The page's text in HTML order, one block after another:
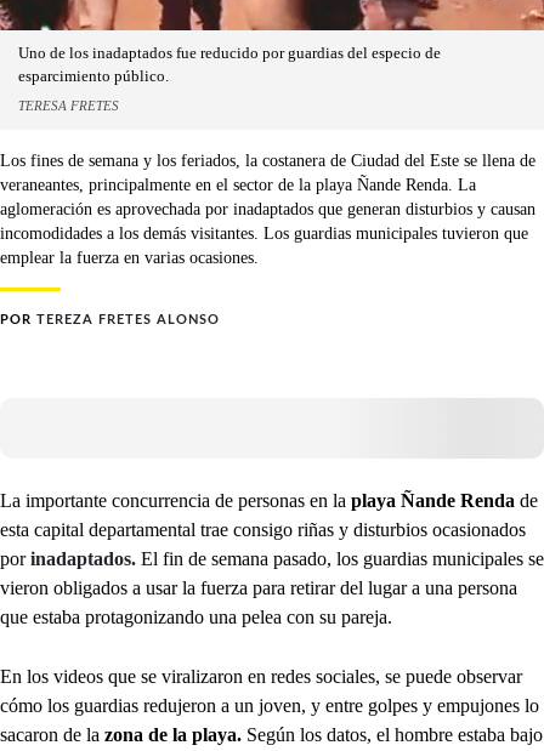
Uno de los inadaptados fue reducido por guardias del especio de
esparcimiento público.
TERESA FRETES
Los fines de semana y los feriados, la costanera de Ciudad del Este se llena de
veraneantes, principalmente en el sector de la playa Ñande Renda. La
aglomeración es aprovechada por inadaptados que generan disturbios y causan
incomodidades a los demás visitantes. Los guardias municipales tuvieron que
emplear la fuerza en varias ocasiones.
POR TEREZA FRETES ALONSO
La importante concurrencia de personas en la playa Ñande Renda de
esta capital departamental trae consigo riñas y disturbios ocasionados
porinadaptados. El fin de semana pasado, los guardias municipales se
vieron obligados a usar la fuerza para retirar del lugar a una persona
que estaba protagonizando una pelea con su pareja.
En los videos que se viralizaron en redes sociales, se puede observar
cómo los guardias redujeron a un joven, y entre golpes y empujones lo
sacaron de la zona de la playa. Según los datos, el hombre estaba bajo